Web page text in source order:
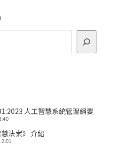
人工智慧系統管理綱要
法案》 介紹